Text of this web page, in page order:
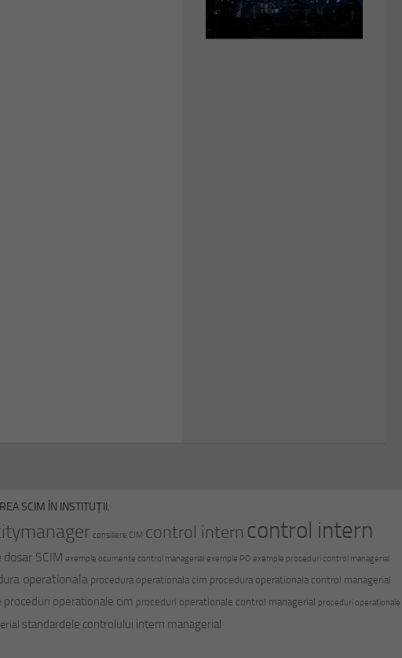
SCIM ÎN INSTITUȚII.
consiliere CIM control intern control intern
dosar SCIM exemple ocumente control managerial exemple PO exemple proceduri control managerial
operationala procedura operationala cim procedura operationala control managerial
proceduri operationale cim proceduri operationale control managerial proceduri operationale
standardele controlului intern managerial